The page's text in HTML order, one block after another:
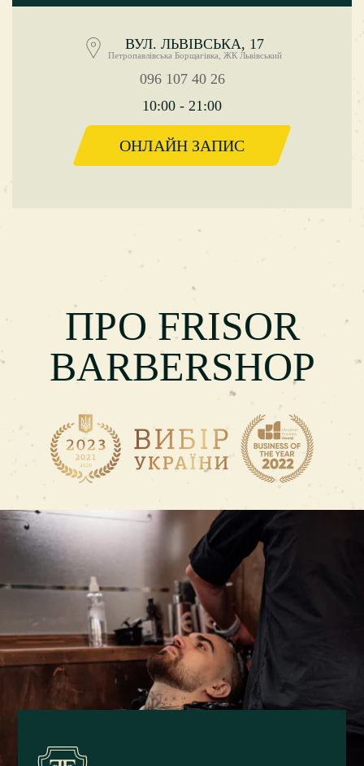
ВУЛ. ЛЬВІВСЬКА, 17
Петропавлівська Борщагівка, ЖК Львівський
096 107 40 26
10:00 - 21:00
ОНЛАЙН ЗАПИС
ПРО FRISOR
BARBERSHOP